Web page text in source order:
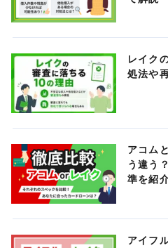
レイク
処法や
アコム
う違う
準を紹
アイフ